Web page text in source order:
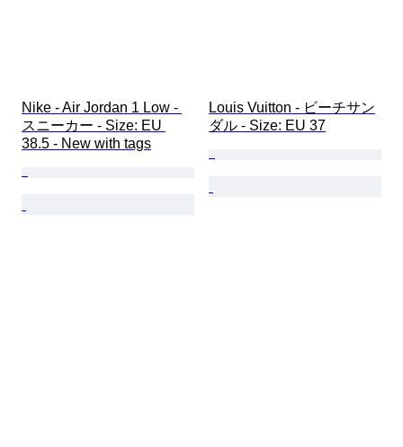
Nike - Air Jordan 1 Low -
スニーカー - Size: EU
38.5 - New with tags
Louis Vuitton - ビーチサン
ダル - Size: EU 37